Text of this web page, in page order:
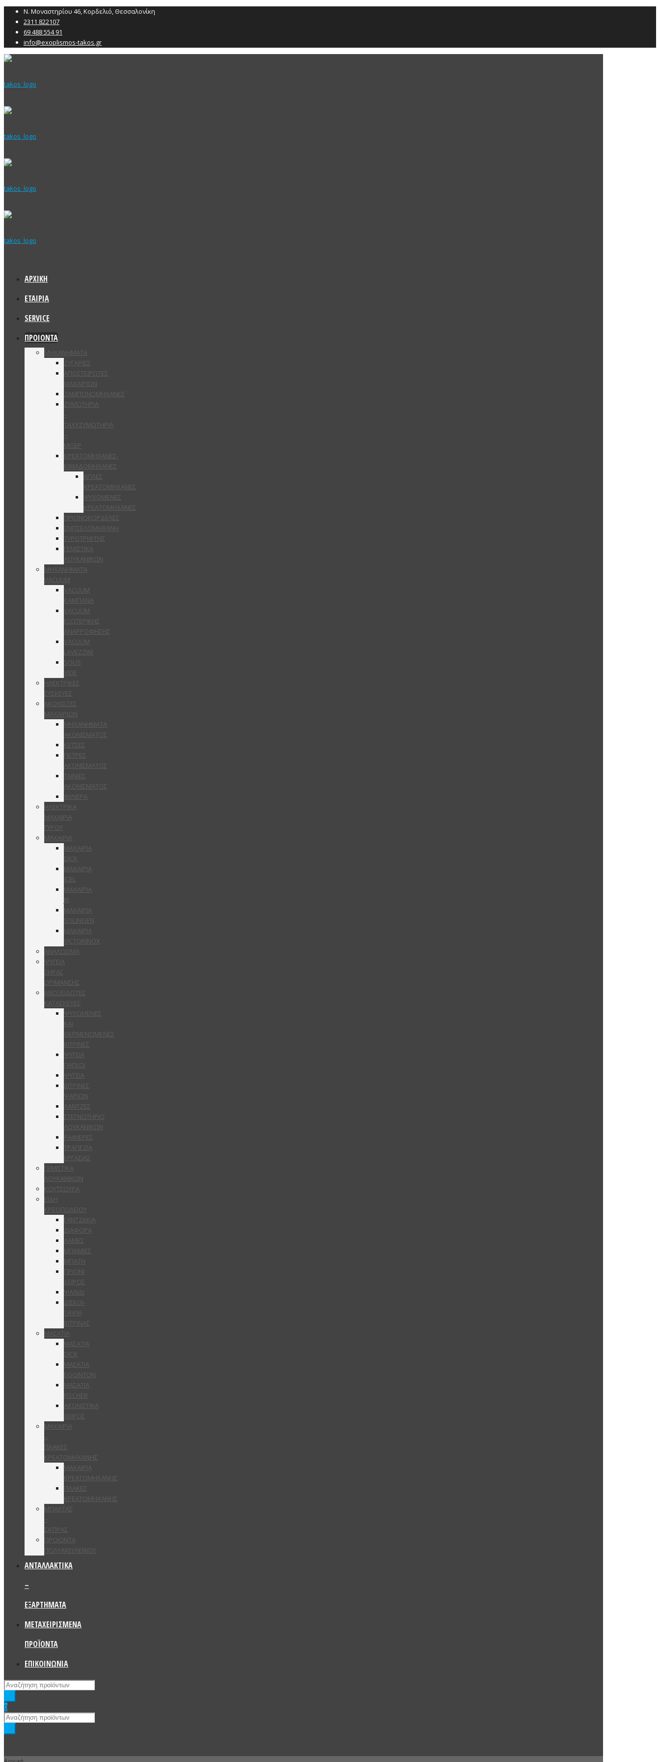
Ν. Μοναστηρίου 46, Κορδελιό, Θεσσαλονίκη
2311 822107
69 488 554 91
info@exoplismos-takos.gr
ΑΡΧΙΚΗ
ΕΤΑΙΡΙΑ
SERVICE
ΠΡΟΙΟΝΤΑ
ΜΗΧΑΝΗΜΑΤΑ
ΖΥΓΑΡΙΕΣ
ΑΠΟΣΤΕΙΡΩΤΕΣ
ΜΑΧΑΙΡΙΩΝ
ΖΑΜΠΟΝΟΜΗΧΑΝΕΣ
ΖΥΜΩΤΗΡΙΑ
–
ΤΑΧΥΖΥΜΩΤΗΡΙΑ
–
ΜΙΞΕΡ
ΚΡΕΑΤΟΜΗΧΑΝΕΣ-
ΚΙΜΑΔΟΜΗΧΑΝΕΣ
ΑΠΛΕΣ
ΚΡΕΑΤΟΜΗΧΑΝΕΣ
ΨΥΧΟΜΕΝΕΣ
ΚΡΕΑΤΟΜΗΧΑΝΕΣ
ΠΡΙΟΝΟΚΟΡΔΕΛΕΣ
ΣΝΙΤΣΕΛΟΜΗΧΑΝΗ
ΤΥΡΟΤΡΙΦΤΗΣ
ΓΕΜΙΣΤΙΚΑ
ΛΟΥΚΑΝΙΚΩΝ
ΜΗΧΑΝΗΜΑΤΑ
VACUUM
VACUUM
ΚΑΜΠΑΝΑ
VACUUM
ΕΞΩΤΕΡΙΚΗΣ
ΑΝΑΡΡΟΦΗΣΗΣ
VACUUM
LAVEZZINI
SOUS
VIDE
ΗΛΕΚΤΡΙΚΕΣ
ΣΥΣΚΕΥΕΣ
ΑΚΟΝΙΣΤΕΣ
ΜΑΧΑΙΡΙΩΝ
ΜΗΧΑΝΗΜΑΤΑ
ΑΚΟΝΙΣΜΑΤΟΣ
ΚΕΤΣΕΣ
ΠΕΤΡΕΣ
ΑΚΟΝΙΣΜΑΤΟΣ
ΤΑΙΝΙΕΣ
ΑΚΟΝΙΣΜΑΤΟΣ
ΦΙΛΙΕΡΑ
ΗΛΕΚΤΡΙΚΑ
ΜΑΧΑΙΡΙΑ
ΓΥΡΟΥ
ΜΑΧΑΙΡΙΑ
ΜΑΧΑΙΡΙΑ
DICK
ΜΑΧΑΙΡΙΑ
ICEL
ΜΑΧΑΙΡΙΑ
JR
ΜΑΧΑΙΡΙΑ
SOLINGEN
ΜΑΧΑΙΡΙΑ
VICTORINOX
ΑΝΑΛΩΣΙΜΑ
ΨΥΓΕΙΑ
ΞΗΡΑΣ
ΩΡΙΜΑΝΣΗΣ
ΑΝΟΞΕΙΔΩΤΕΣ
ΚΑΤΑΣΚΕΥΕΣ
ΨΥΧΩΜΕΝΕΣ
ΚΑΙ
ΘΕΡΜΕΝΟΜΕΝΕΣ
ΒΙΤΡΙΝΕΣ
ΨΥΓΕΙΑ
ΠΑΓΚΟΙ
ΨΥΓΕΙΑ
ΒΙΤΡΙΝΕΣ
ΨΑΡΙΩΝ
ΛΑΝΤΖΕΣ
ΣΤΕΓΝΩΤΗΡΙΟ
ΛΟΥΚΑΝΙΚΩΝ
ΡΑΦΙΕΡΕΣ
ΤΡΑΠΕΖΙΑ
ΕΡΓΑΣΙΑΣ
ΓΕΜΙΣΤΙΚΑ
ΛΟΥΚΑΝΙΚΩΝ
ΚΟΥΤΣΟΥΡΑ
ΕΙΔΗ
ΚΡΕΟΠΩΛΕΙΟΥ
ΓΑΝΤΖΑΚΙΑ
ΔΙΑΦΟΡΑ
ΛΑΜΕΣ
ΜΠΑΜΙΕΣ
ΜΠΑΤΗ
ΠΡΙΟΝΙ
ΧΕΙΡΟΣ
ΨΑΛΙΔΙ
ΔΙΣΚΟΙ-
ΤΑΨΙΑ
ΒΙΤΡΙΝΑΣ
ΜΑΣΑΤΙΑ
ΜΑΣΑΤΙΑ
DICK
ΜΑΣΑΤΙΑ
EGGINTON
ΜΑΣΑΤΙΑ
FISCHER
ΑΚΟΝΙΣΤΙΚΑ
ΧΕΙΡΟΣ
ΜΑΧΑΙΡΙΑ
–
ΠΛΑΚΕΣ
ΚΡΕΑΤΟΜΗΧΑΝΗΣ
ΜΑΧΑΙΡΙΑ
ΚΡΕΑΤΟΜΗΧΑΝΗΣ
ΠΛΑΚΕΣ
ΚΡΕΑΤΟΜΗΧΑΝΗΣ
ΜΠΑΛΤΑΣ
–
ΣΑΤΙΡΑΣ
ΠΡΟΙΟΝΤΑ
ΠΟΛΥΑΙΘΥΛΕΝΙΟΥ
ΑΝΤΑΛΛΑΚΤΙΚΑ
–
ΕΞΑΡΤΗΜΑΤΑ
ΜΕΤΑΧΕΙΡΙΣΜΕΝΑ
ΠΡΟΪΟΝΤΑ
ΕΠΙΚΟΙΝΩΝΙΑ
0